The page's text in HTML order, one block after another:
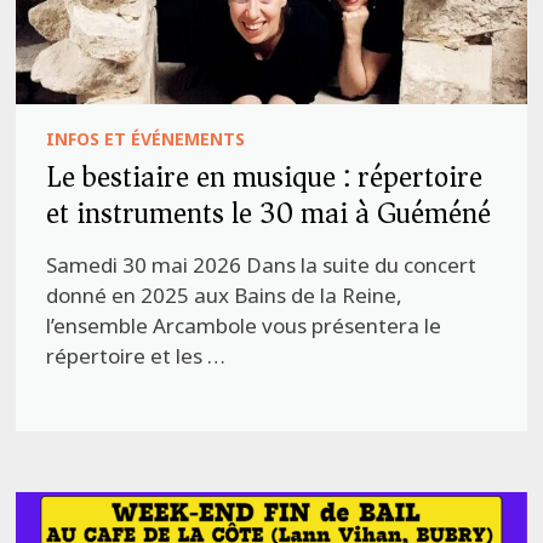
INFOS ET ÉVÉNEMENTS
Le bestiaire en musique : répertoire
et instruments le 30 mai à Guéméné
Samedi 30 mai 2026 Dans la suite du concert
donné en 2025 aux Bains de la Reine,
l’ensemble Arcambole vous présentera le
répertoire et les …